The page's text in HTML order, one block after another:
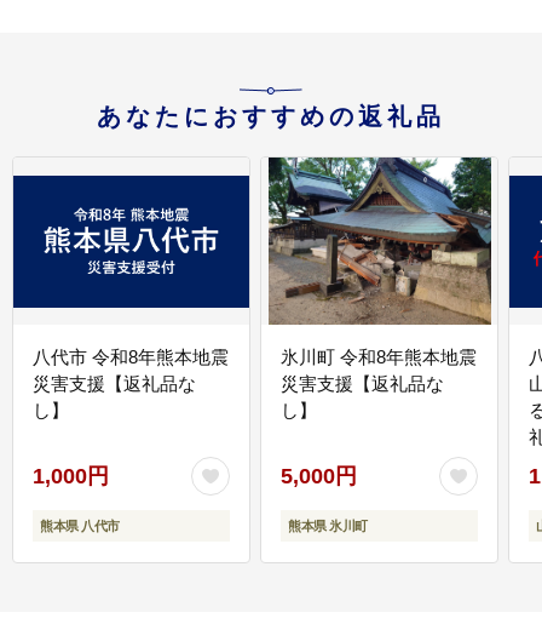
あなたにおすすめの返礼品
八代市 令和8年熊本地震
災害支援【返礼品な
し】
1,000円
熊本県 八代市
氷川町 令和8年熊本地震
災害支援【返礼品な
し】
5,000円
熊本県 氷川町